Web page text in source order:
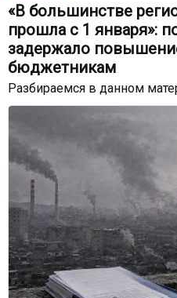
«В большинстве
прошла с 1 января»:
задержало
бюджетникам
Разбираемся в данном